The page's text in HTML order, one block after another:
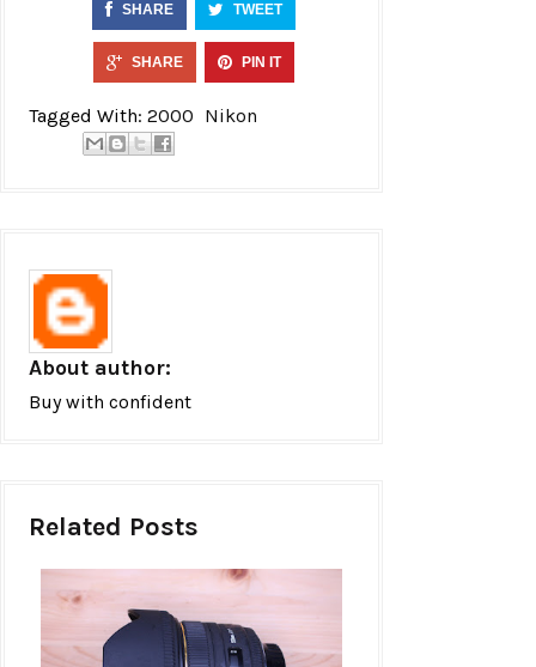
SHARE TWEET
SHARE PIN IT
Tagged With: 2000 Nikon
About author:
Buy with confident
Related Posts